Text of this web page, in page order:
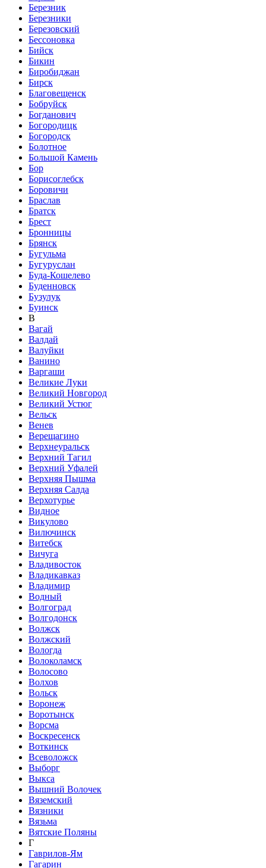
Березник
Березники
Березовский
Бессоновка
Бийск
Бикин
Биробиджан
Бирск
Благовещенск
Бобруйск
Богданович
Богородицк
Богородск
Болотное
Большой Камень
Бор
Борисоглебск
Боровичи
Браслав
Братск
Брест
Бронницы
Брянск
Бугульма
Бугуруслан
Буда-Кошелево
Буденновск
Бузулук
Буинск
В
Вагай
Валдай
Валуйки
Ванино
Варгаши
Великие Луки
Великий Новгород
Великий Устюг
Вельск
Венев
Верещагино
Верхнеуральск
Верхний Тагил
Верхний Уфалей
Верхняя Пышма
Верхняя Салда
Верхотурье
Видное
Викулово
Вилючинск
Витебск
Вичуга
Владивосток
Владикавказ
Владимир
Водный
Волгоград
Волгодонск
Волжск
Волжский
Вологда
Волоколамск
Волосово
Волхов
Вольск
Воронеж
Воротынск
Ворсма
Воскресенск
Воткинск
Всеволожск
Выборг
Выкса
Вышний Волочек
Вяземский
Вязники
Вязьма
Вятские Поляны
Г
Гаврилов-Ям
Гагарин